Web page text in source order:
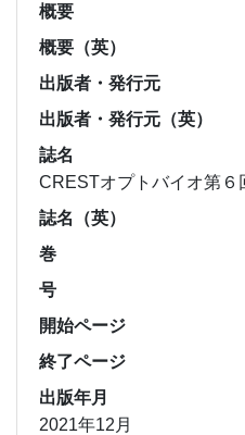
概要
概要（英）
出版者・発行元
出版者・発行元（英）
誌名
CRESTオプトバイオ第６
誌名（英）
巻
号
開始ページ
終了ページ
出版年月
2021年12月